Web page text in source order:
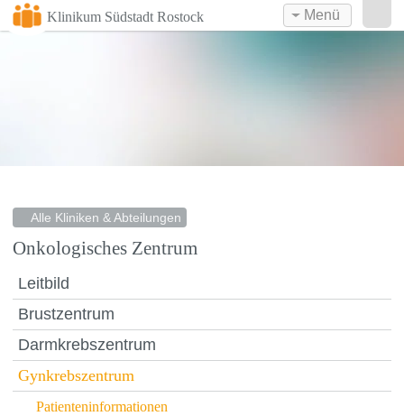
Klinikum Südstadt Rostock Menü
Alle Kliniken & Abteilungen
Onkologisches Zentrum
Leitbild
Brustzentrum
Darmkrebszentrum
Gynkrebszentrum
Patienteninformationen